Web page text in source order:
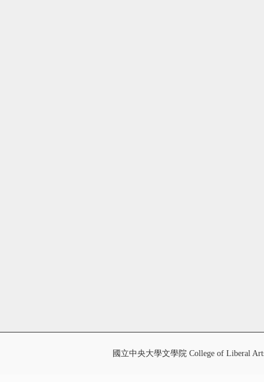
國立中央大學文學院 College of Liberal